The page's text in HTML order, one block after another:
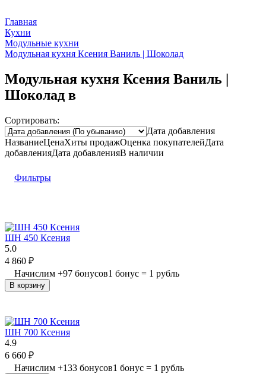
Главная
Кухни
Модульные кухни
Модульная кухня Ксения Ваниль | Шоколад
Модульная кухня Ксения Ваниль |
Шоколад в
Сортировать:
Дата добавления
НазваниеЦенаХиты продажОценка покупателейДата
добавленияДата добавленияВ наличии
Фильтры
ШН 450 Ксения
5.0
4 860 ₽
Начислим +97 бонусов1 бонус = 1 рубль
В корзину
ШН 700 Ксения
4.9
6 660 ₽
Начислим +133 бонусов1 бонус = 1 рубль